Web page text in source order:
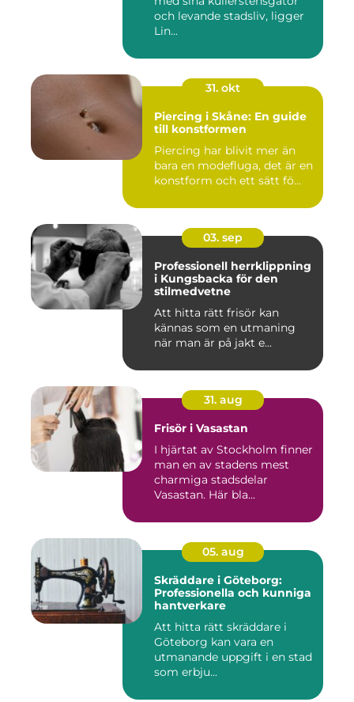
och levande stadsliv, ligger
Lin...
31. okt
Piercing i Skåne: En guide
till konstformen
Piercing har blivit mer än
bara en modefluga, det är en
konstform och ett sätt fö...
03. sep
Professionell herrklippning
i Kungsbacka för den
stilmedvetne
Att hitta rätt frisör kan
kännas som en utmaning
när man är på jakt e...
31. aug
Frisör i Vasastan
I hjärtat av Stockholm finner
man en av stadens mest
charmiga stadsdelar
Vasastan. Här bla...
05. aug
Skräddare i Göteborg:
Professionella och kunniga
hantverkare
Att hitta rätt skräddare i
Göteborg kan vara en
utmanande uppgift i en stad
som erbju...